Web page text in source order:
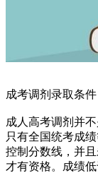
成考调剂录取条件
成人高考调剂并
只有全国统考成
控制分数线，并
才有资格。成绩